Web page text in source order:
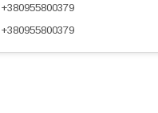
+380955800379
+380955800379